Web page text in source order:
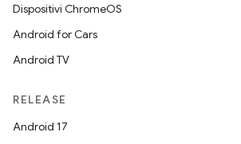
Dispositivi ChromeOS
Android for Cars
Android TV
RELEASE
Android 17